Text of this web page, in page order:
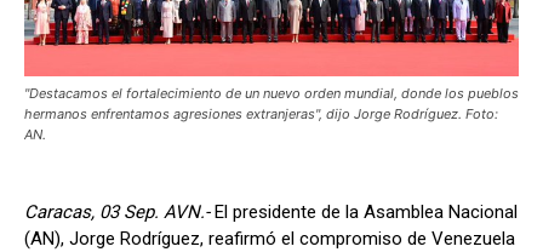
"Destacamos el fortalecimiento de un nuevo orden mundial, donde los pueblos
hermanos enfrentamos agresiones extranjeras", dijo Jorge Rodríguez. Foto:
AN.
Caracas, 03 Sep. AVN.-El presidente de la Asamblea Nacional
(AN), Jorge Rodríguez, reafirmó el compromiso de Venezuela